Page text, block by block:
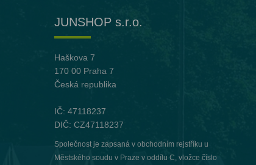
JUNSHOP s.r.o.
Haškova 7
170 00 Praha 7
Česká republika
IČ: 47118237
DIČ: CZ47118237
Společnost je zapsaná v obchodním rejstříku u
Městského soudu v Praze v oddílu C, vložce číslo